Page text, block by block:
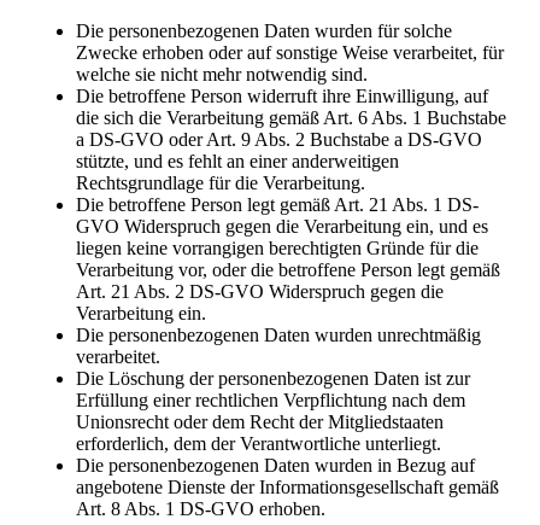
Die personenbezogenen Daten wurden für solche
Zwecke erhoben oder auf sonstige Weise verarbeitet, für
welche sie nicht mehr notwendig sind.
Die betroffene Person widerruft ihre Einwilligung, auf
die sich die Verarbeitung gemäß Art. 6 Abs. 1 Buchstabe
a DS-GVO oder Art. 9 Abs. 2 Buchstabe a DS-GVO
stützte, und es fehlt an einer anderweitigen
Rechtsgrundlage für die Verarbeitung.
Die betroffene Person legt gemäß Art. 21 Abs. 1 DS-
GVO Widerspruch gegen die Verarbeitung ein, und es
liegen keine vorrangigen berechtigten Gründe für die
Verarbeitung vor, oder die betroffene Person legt gemäß
Art. 21 Abs. 2 DS-GVO Widerspruch gegen die
Verarbeitung ein.
Die personenbezogenen Daten wurden unrechtmäßig
verarbeitet.
Die Löschung der personenbezogenen Daten ist zur
Erfüllung einer rechtlichen Verpflichtung nach dem
Unionsrecht oder dem Recht der Mitgliedstaaten
erforderlich, dem der Verantwortliche unterliegt.
Die personenbezogenen Daten wurden in Bezug auf
angebotene Dienste der Informationsgesellschaft gemäß
Art. 8 Abs. 1 DS-GVO erhoben.